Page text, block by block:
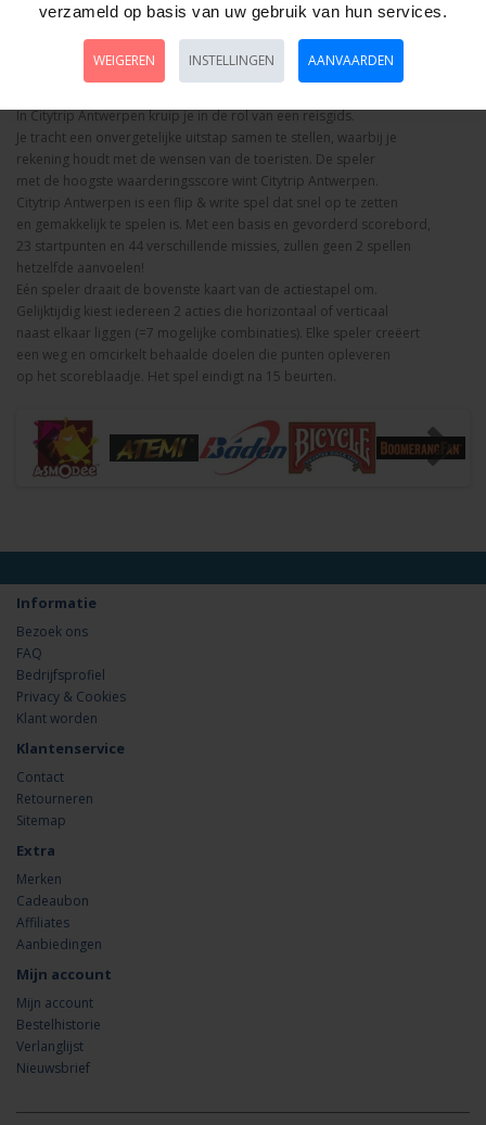
Omschrijving Foto hoge resolutie Details
In Citytrip Antwerpen kruip je in de rol van een reisgids.
Je tracht een onvergetelijke uitstap samen te stellen, waarbij je
rekening houdt met de wensen van de toeristen. De speler
met de hoogste waarderingsscore wint Citytrip Antwerpen.
Citytrip Antwerpen is een flip & write spel dat snel op te zetten
en gemakkelijk te spelen is. Met een basis en gevorderd scorebord,
23 startpunten en 44 verschillende missies, zullen geen 2 spellen
hetzelfde aanvoelen!
Eén speler draait de bovenste kaart van de actiestapel om.
Gelijktijdig kiest iedereen 2 acties die horizontaal of verticaal
naast elkaar liggen (=7 mogelijke combinaties). Elke speler creëert
een weg en omcirkelt behaalde doelen die punten opleveren
op het scoreblaadje. Het spel eindigt na 15 beurten.
Informatie
Bezoek ons
FAQ
Bedrijfsprofiel
Privacy & Cookies
Klant worden
Klantenservice
Contact
Retourneren
Sitemap
Extra
Merken
Cadeaubon
Affiliates
Aanbiedingen
Mijn account
Mijn account
Bestelhistorie
Verlanglijst
Nieuwsbrief
verzameld op basis van uw gebruik van hun services.
WEIGEREN INSTELLINGEN AANVAARDEN